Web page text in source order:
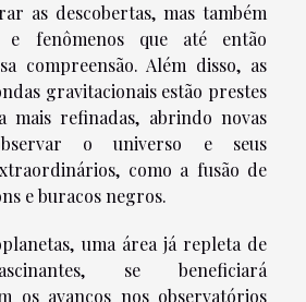
as descobertas, mas também
e fenômenos que até então
compreensão. Além disso, as
gravitacionais estão prestes
mais refinadas, abrindo novas
o universo e seus
como a fusão de
e buracos negros.
uma área já repleta de
se beneficiará
os avanços nos observatórios